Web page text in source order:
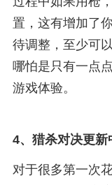
置，这有增加了
待调整，至少可
哪怕是只有一点
游戏体验。
4、 猎杀对决更新
对于很多第一次